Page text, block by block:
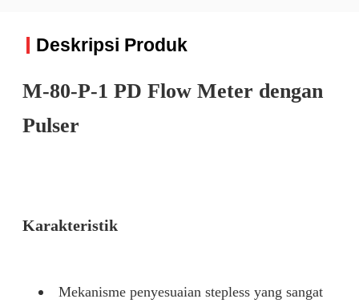
Deskripsi Produk
M-80-P-1 PD Flow Meter dengan
Pulser
Karakteristik
Mekanisme penyesuaian stepless yang sangat